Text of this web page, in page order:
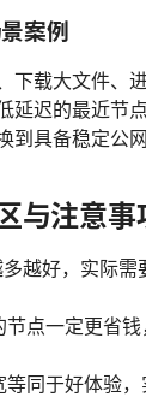
案例
下载大文件、
延迟的最近节点
到具备稳定公
与注意事
越好，实际
点一定更省
同于好体验